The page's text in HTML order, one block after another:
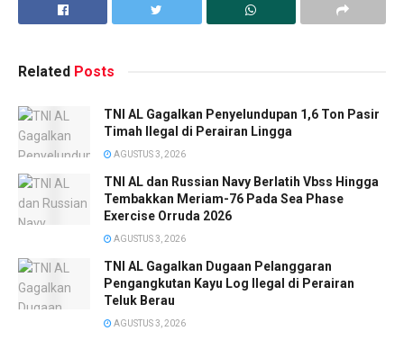
Related Posts
TNI AL Gagalkan Penyelundupan 1,6 Ton Pasir
Timah Ilegal di Perairan Lingga
AGUSTUS 3, 2026
TNI AL dan Russian Navy Berlatih Vbss Hingga
Tembakkan Meriam-76 Pada Sea Phase
Exercise Orruda 2026
AGUSTUS 3, 2026
TNI AL Gagalkan Dugaan Pelanggaran
Pengangkutan Kayu Log Ilegal di Perairan
Teluk Berau
AGUSTUS 3, 2026